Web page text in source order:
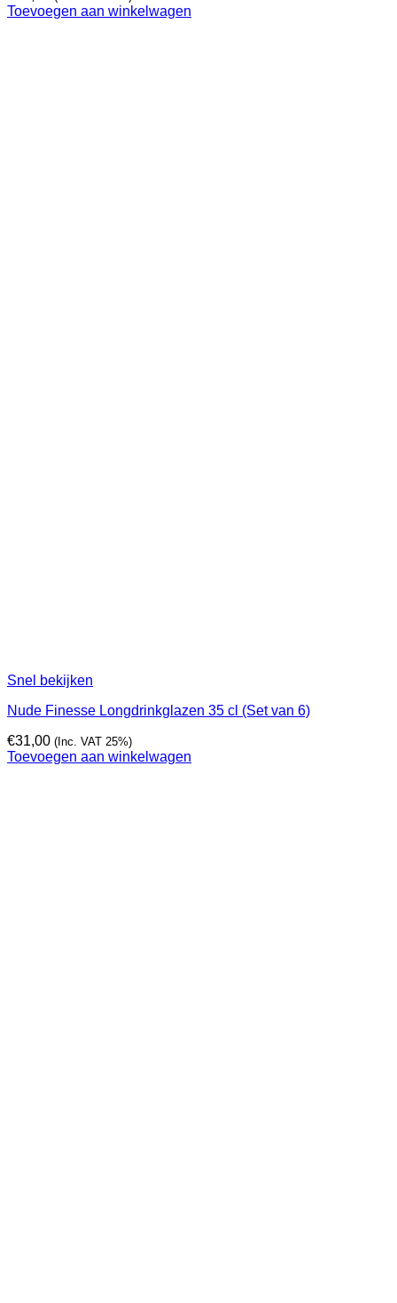
Toevoegen aan winkelwagen
Snel bekijken
Nude Finesse Longdrinkglazen 35 cl (Set van 6)
€31,00 (Inc. VAT 25%)
Toevoegen aan winkelwagen